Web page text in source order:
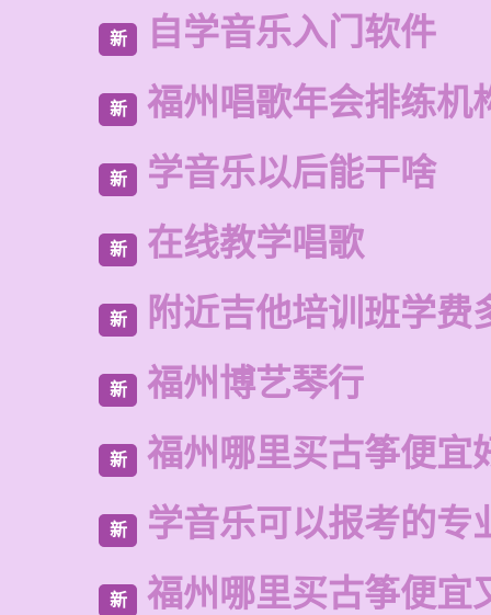
新 自学音乐入门软件
新 福州唱歌年会排练机
新 学音乐以后能干啥
新 在线教学唱歌
新 附近吉他培训班学费
新 福州博艺琴行
新 福州哪里买古筝便宜
新 学音乐可以报考的专
新 福州哪里买古筝便宜